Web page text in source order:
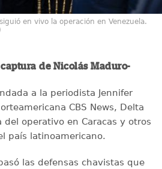
en vivo la operación en Venezuela.
de Nicolás Maduro-
a la periodista Jennifer
CBS News, Delta
del operativo en Caracas y otros
país latinoamericano.
las defensas chavistas que